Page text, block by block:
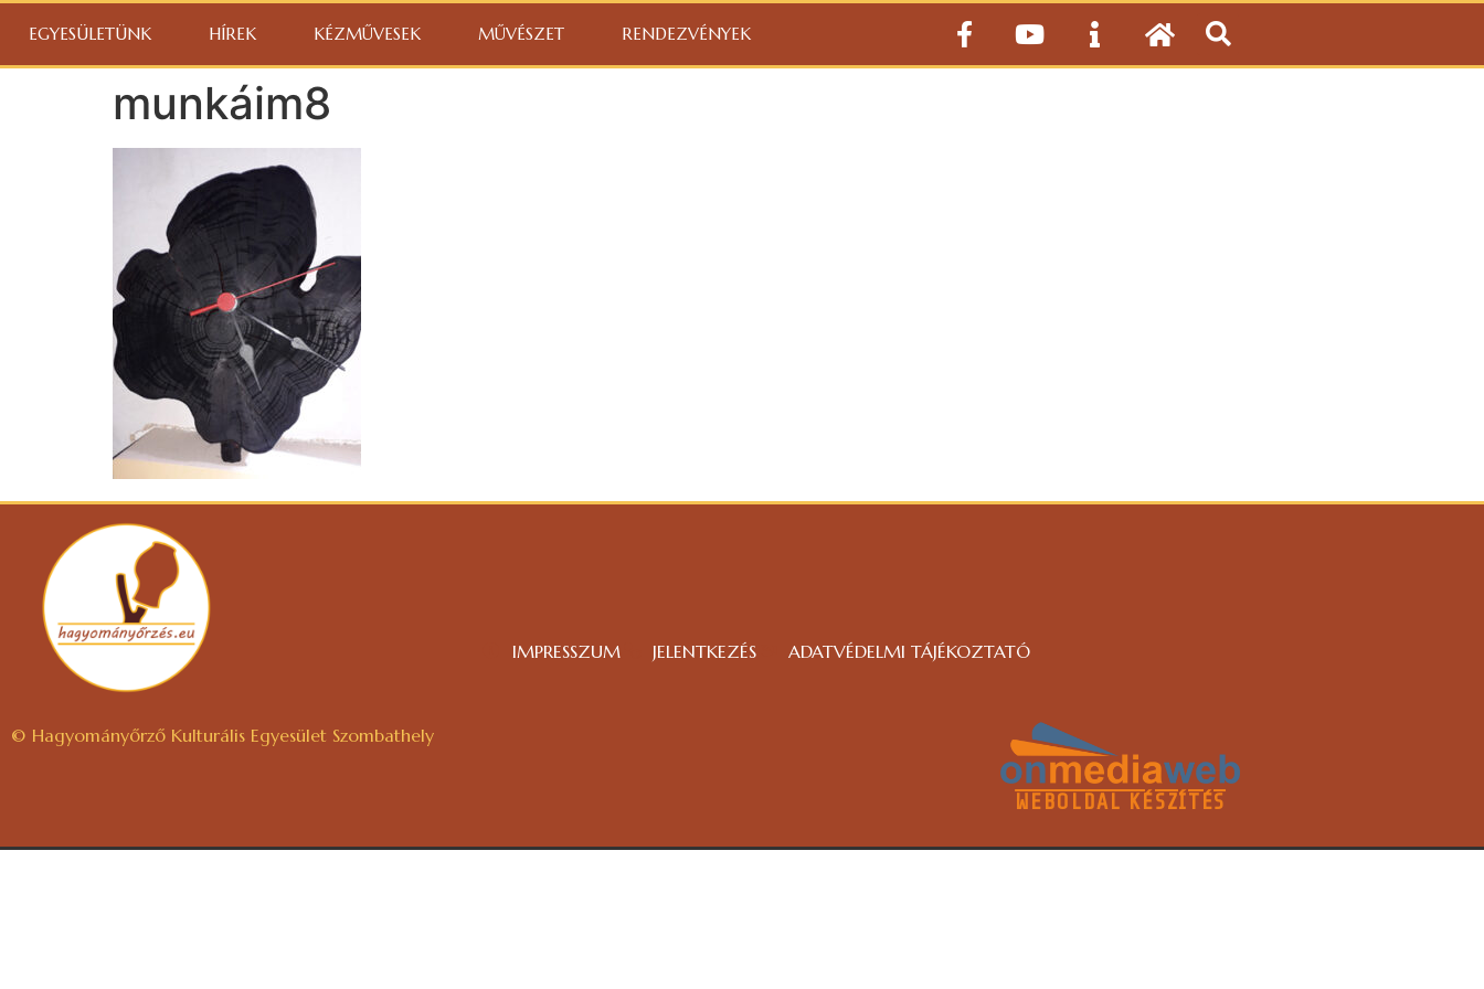
EGYESÜLETÜNK HÍREK KÉZMŰVESEK MŰVÉSZET RENDEZVÉNYEK
munkáim8
IMPRESSZUM JELENTKEZÉS ADATVÉDELMI TÁJÉKOZTATÓ
© Hagyományőrző Kulturális Egyesület Szombathely
WEBOLDAL KÉSZÍTÉS